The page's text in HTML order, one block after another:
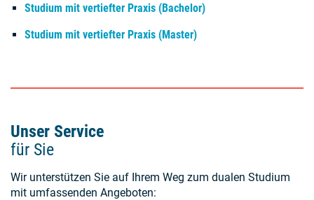
Studium mit vertiefter Praxis (Bachelor)
Studium mit vertiefter Praxis (Master)
Unser Service
für Sie
Wir unterstützen Sie auf Ihrem Weg zum dualen Studium
mit umfassenden Angeboten: